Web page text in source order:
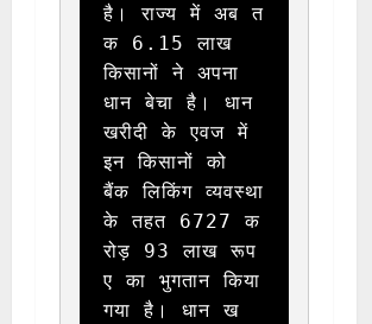
है। राज्य में अब त
क 6.15 लाख
किसानों ने अपना
धान बेचा है। धान
खरीदी के एवज में
इन किसानों को
बैंक लिकिंग व्यवस्था
के तहत 6727 क
रोड़ 93 लाख रूप
ए का भुगतान किया
गया है। धान ख